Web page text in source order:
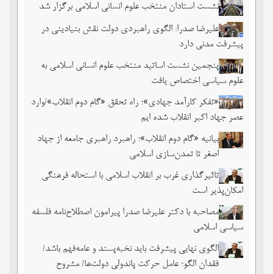
نشست استادان منتخب علوم انسانی اسلامی برگزار شد
علیرضا صدرا: الگوی راهبردی دولت نقش بنیادینی در
پیشرفت مدنی دارد
پنجمین نشست اساتید منتخب علوم انسانی اسلامی به
علوم سیاسی اختصاص یافت
«تفکر کارآمد جهادی»؛ راه تحقق «گام دوم انقلاب»/وارد
عصر جهاد اکبر انقلاب شده ایم
بیانیه «گام دوم انقلاب»؛ راهبرد راهبری جامعه از جهاد
اصغر تا تمدن‌سازی اسلامی
تاثیرگذاری غرب بر انقلاب اسلامی با استحاله فرهنگی
امکان‌پذیر است
مصاحبه با دکتر علیرضا صدرا پیرامون اصطلاح‌نامه فلسفه
سیاسی اسلامی
الگوی نهایی پیشرفت باید نخبه‌پسند و عامه‌فهم باشد/
فقدان الگو؛ عامل حرکت پاندولی دولت‌ها/ مشروح